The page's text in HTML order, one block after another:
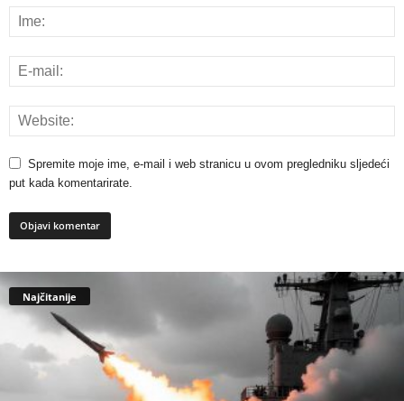
Spremite moje ime, e-mail i web stranicu u ovom pregledniku sljedeći
put kada komentarirate.
Najčitanije